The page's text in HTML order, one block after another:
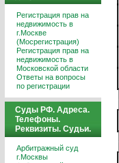
Регистрация прав на
недвижимость в
г.Москве
(Мосрегистрация)
Регистрация прав на
недвижимость в
Московской области
Ответы на вопросы
по регистрации
Суды РФ. Адреса.
Телефоны.
Реквизиты. Судьи.
Арбитражный суд
г.Москвы